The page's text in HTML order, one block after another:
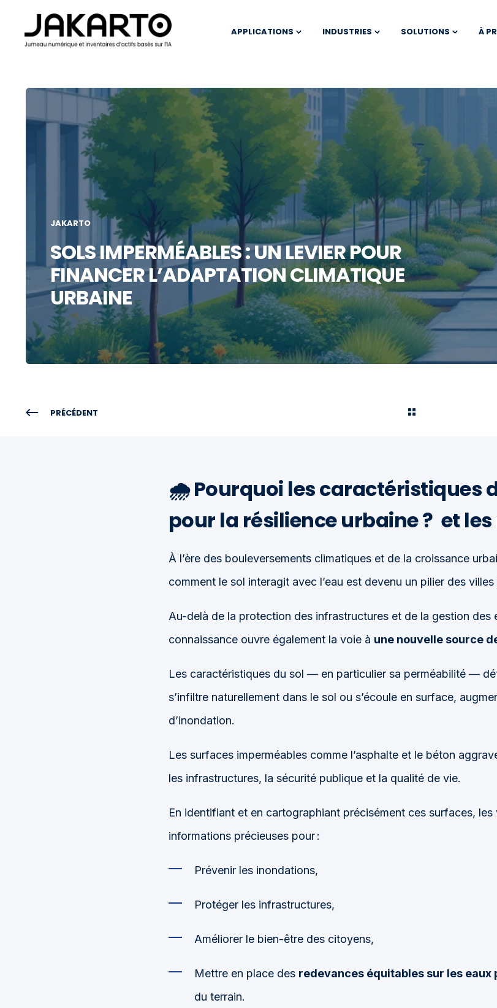
APPLICATIONS INDUSTRIES SOLUTIONS À
JAKARTO
SOLS IMPERMÉABLES : UN LEVIER POUR
FINANCER L’ADAPTATION CLIMATIQUE
URBAINE
PRÉCÉDENT
🌧️Pourquoi les caractéristiques
pour la résilience urbaine ? et
À l’ère des bouleversements climatiques et de la croissance
comment le sol interagit avec l’eau est devenu un pilier des
Au-delà de la protection des infrastructures et de la gestion des
connaissance ouvre également la voie à une nouvelle source
Les caractéristiques du sol — en particulier sa perméabilité —
s’infiltre naturellement dans le sol ou s’écoule en surface,
d’inondation.
Les surfaces imperméables comme l’asphalte et le béton
les infrastructures, la sécurité publique et la qualité de vie.
En identifiant et en cartographiant précisément ces surfaces,
informations précieuses pour :
Prévenir les inondations,
Protéger les infrastructures,
Améliorer le bien-être des citoyens,
Mettre en place des redevances équitables sur les eaux
du terrain.